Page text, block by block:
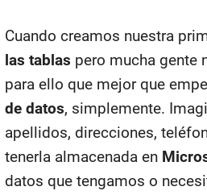
Cuando creamos nuestra
las tablas pero mucha gente
para ello que mejor que
de datos, simplemente.
apellidos, direcciones,
tenerla almacenada en
datos que tengamos o